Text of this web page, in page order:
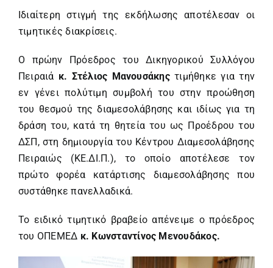
Ιδιαίτερη στιγμή της εκδήλωσης αποτέλεσαν οι
τιμητικές διακρίσεις.
Ο πρώην Πρόεδρος του Δικηγορικού Συλλόγου
Πειραιά κ. Στέλιος Μανουσάκηςτιμήθηκε για την
εν γένει πολύτιμη συμβολή του στην προώθηση
του θεσμού της διαμεσολάβησης και ιδίως για τη
δράση του, κατά τη θητεία του ως Προέδρου του
ΔΣΠ, στη δημιουργία του Κέντρου Διαμεσολάβησης
Πειραιώς (ΚΕ.ΔΙ.Π.), το οποίο αποτέλεσε τον
πρώτο φορέα κατάρτισης διαμεσολάβησης που
συστάθηκε πανελλαδικά.
Το ειδικό τιμητικό βραβείο απένειμε ο πρόεδρος
του ΟΠΕΜΕΔ κ. Κωνσταντίνος Μενουδάκος.